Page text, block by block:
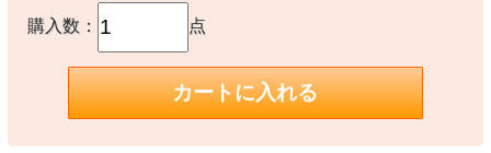
購入数： 点